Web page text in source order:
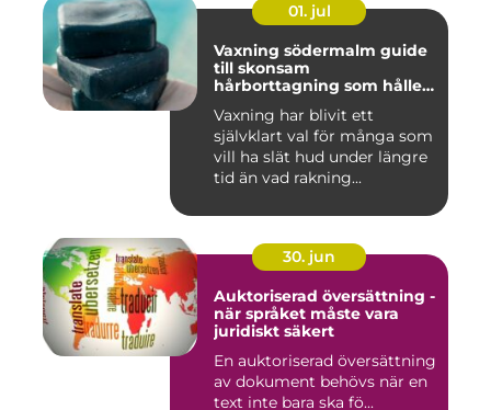
01. jul
Vaxning södermalm guide
till skonsam
hårborttagning som håller
Vaxning har blivit ett
självklart val för många som
vill ha slät hud under längre
tid än vad rakning...
30. jun
Auktoriserad översättning -
när språket måste vara
juridiskt säkert
En auktoriserad översättning
av dokument behövs när en
text inte bara ska fö...